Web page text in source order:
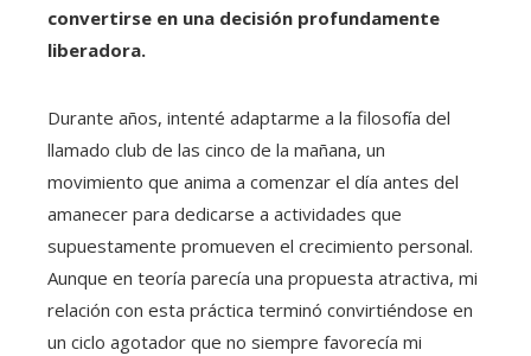
convertirse en una decisión profundamente
liberadora.
Durante años, intenté adaptarme a la filosofía del
llamado club de las cinco de la mañana, un
movimiento que anima a comenzar el día antes del
amanecer para dedicarse a actividades que
supuestamente promueven el crecimiento personal.
Aunque en teoría parecía una propuesta atractiva, mi
relación con esta práctica terminó convirtiéndose en
un ciclo agotador que no siempre favorecía mi